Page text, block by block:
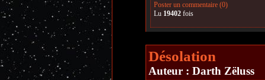
Poster un commentaire (0)
Lu 19402fois
Désolation
Auteur : Darth Zëluss